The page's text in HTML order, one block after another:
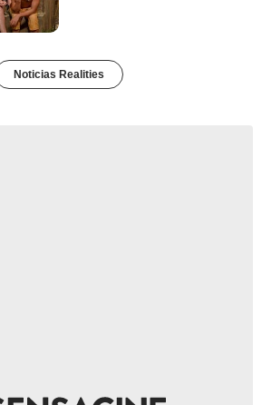
Noticias Realities